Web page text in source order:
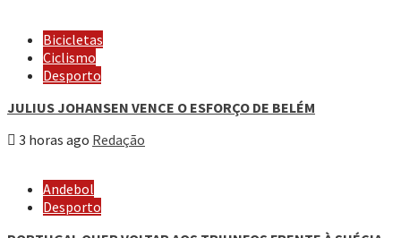
Bicicletas
Ciclismo
Desporto
JULIUS JOHANSEN VENCE O ESFORÇO DE BELÉM
3 horas ago Redação
Andebol
Desporto